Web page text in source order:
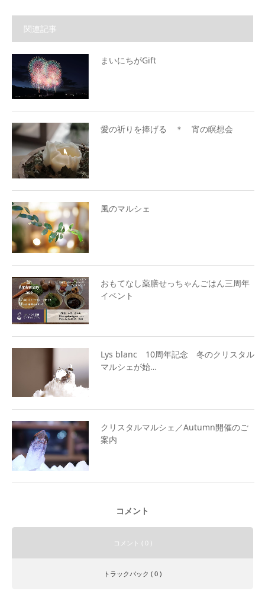
関連記事
まいにちがGift
愛の祈りを捧げる ＊ 宵の瞑想会
風のマルシェ
おもてなし薬膳せっちゃんごはん三周年
イベント
Lys blanc 10周年記念 冬のクリスタル
マルシェが始…
クリスタルマルシェ／Autumn開催のご
案内
コメント
コメント ( 0 )
トラックバック ( 0 )